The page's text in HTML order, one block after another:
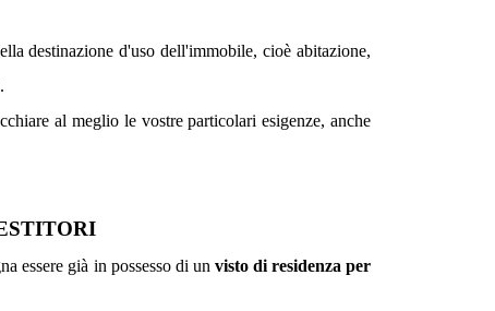
destinazione d'uso dell'immobile, cioè abitazione,
al meglio le vostre particolari esigenze, anche
essere già in possesso di un visto di residenza per